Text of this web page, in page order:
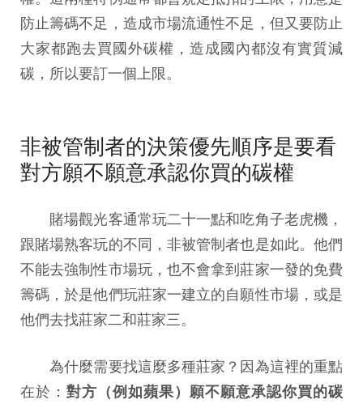
防止籌碼不足，造成市場流通性不足，但又要防止
大家都跑去買國外碳權，造成國內都沒有實質減
碳，所以要訂一個上限。
非被管制者的決策優先順序是要看
對方願不願意承認你買的碳權
賭場觀光客通常玩二十一點和吃角子老虎機，
跟賭場熟客玩的不同，非被管制者也是如此。他們
不能去強制性市場玩，也不會拿到莊家一發的免費
籌碼，於是他們玩莊家一建立的自願性市場，或是
他們去找莊家二和莊家三。
為什麼需要找這麼多種莊家？因為這裡的重點
在於： 對方（例如蘋果）願不願意承認你買的碳